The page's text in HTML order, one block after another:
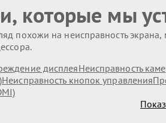
которые мы
похожи на неисправность
дисплеяНеисправность
Неисправность кнопок управления